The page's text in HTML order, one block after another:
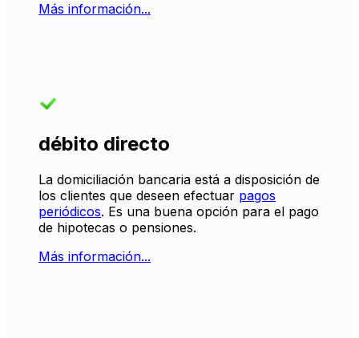
Más información...
débito directo
La domiciliación bancaria está a disposición de
los clientes que deseen efectuar pagos
periódicos. Es una buena opción para el pago
de hipotecas o pensiones.
Más información...